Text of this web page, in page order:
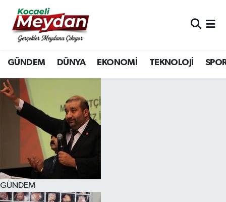
GÜNDEM DÜNYA EKONOMİ TEKNOLOJİ
GÜNDEM
Nöbetçi Eczaneler
Hava Durumu
Trafik Durumu
Süper Lig Puan Durumu ve Fikstür
Tüm Manşetler
Son Dakika Haberleri
Haber Arşivi